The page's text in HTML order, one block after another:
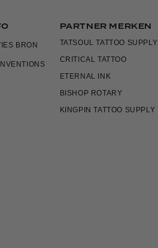
BRON
PARTNER MERKEN
TATSOUL TATTOO SUPPLY
CRITICAL TATTOO
ETERNAL INK
BISHOP ROTARY
KINGPIN TATTOO SUPPLY